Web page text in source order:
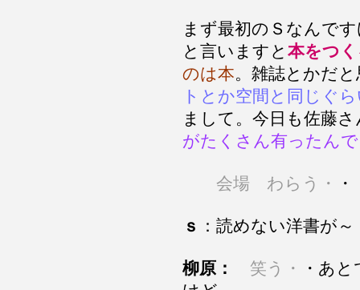
まず最初のＳなんで
と言いますと 本をつ
のは本。雑誌とかだ
トとか空間と同じぐ
まして。今日も佐藤
がたくさん有ったん
会場 わらう・ ・
ｓ ：読めない洋書が～
柳原： 笑う・
・あ